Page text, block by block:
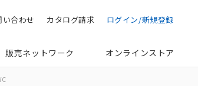
ログイン/新規登録
カタログ請求
い合わせ
販売ネットワーク オンラインストア